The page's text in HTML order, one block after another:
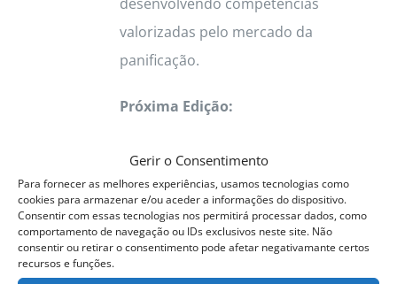
Gerir o Consentimento
Para fornecer as melhores experiências, usamos tecnologias como
cookies para armazenar e/ou aceder a informações do dispositivo.
Consentir com essas tecnologias nos permitirá processar dados, como
comportamento de navegação ou IDs exclusivos neste site. Não
consentir ou retirar o consentimento pode afetar negativamante certos
recursos e funções.
desenvolvendo competências
valorizadas pelo mercado da
panificação.
Próxima Edição:
22 Setembro a 15 Outubro 2026
Horário:09h às 13h
Formação prática • Certificado
ACPP • Vagas limitadas